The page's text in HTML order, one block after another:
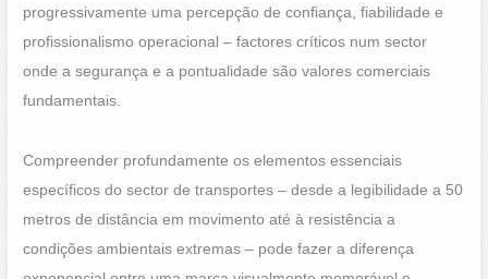
progressivamente uma percepção de confiança, fiabilidade e
profissionalismo operacional – factores críticos num sector
onde a segurança e a pontualidade são valores comerciais
fundamentais.
Compreender profundamente os elementos essenciais
específicos do sector de transportes – desde a legibilidade a 50
metros de distância em movimento até à resistência a
condições ambientais extremas – pode fazer a diferença